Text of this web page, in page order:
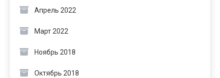
Апрель 2022
Март 2022
Ноябрь 2018
Октябрь 2018